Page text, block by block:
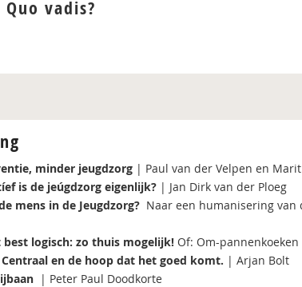
vadis?
minder jeugdzorg| Paul van der Velpen en
is de jeúgdzorg eigenlijk?| Jan Dirk van der Ploeg
mens in de Jeugdzorg?Naar een humanisering van
logisch: zo thuis mogelijk!Of: Om-
Centraal en de hoop dat het goed komt.​ | Arjan Bolt
| Peter Paul Doodkorte